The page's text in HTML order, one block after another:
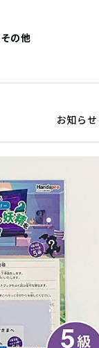
その他
お知らせ